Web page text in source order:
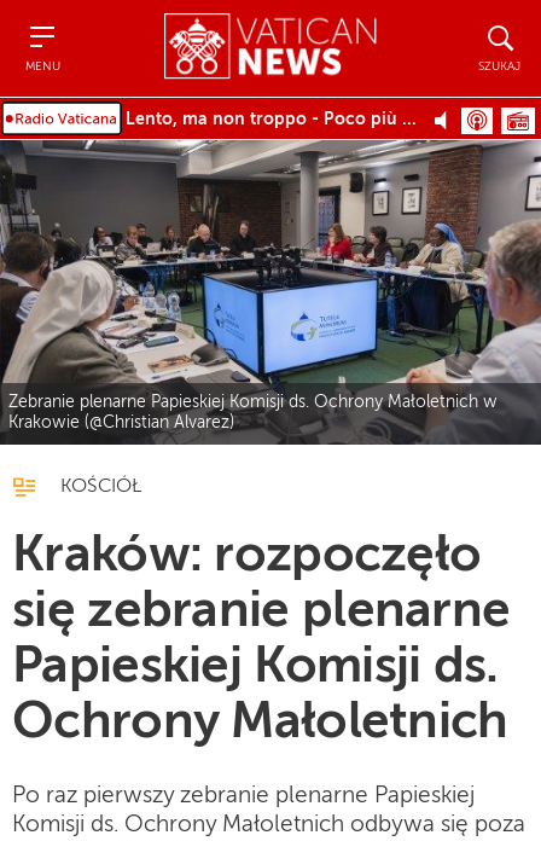
MENU SZUKAJ
Lento, ma non troppo - Poco più mosso - Tempo I
Zebranie plenarne Papieskiej Komisji ds. Ochrony Małoletnich w
Krakowie (@Christian Alvarez)
KOŚCIÓŁ
Kraków: rozpoczęło
się zebranie plenarne
Papieskiej Komisji ds.
Ochrony Małoletnich
Po raz pierwszy zebranie plenarne Papieskiej
Komisji ds. Ochrony Małoletnich odbywa się poza